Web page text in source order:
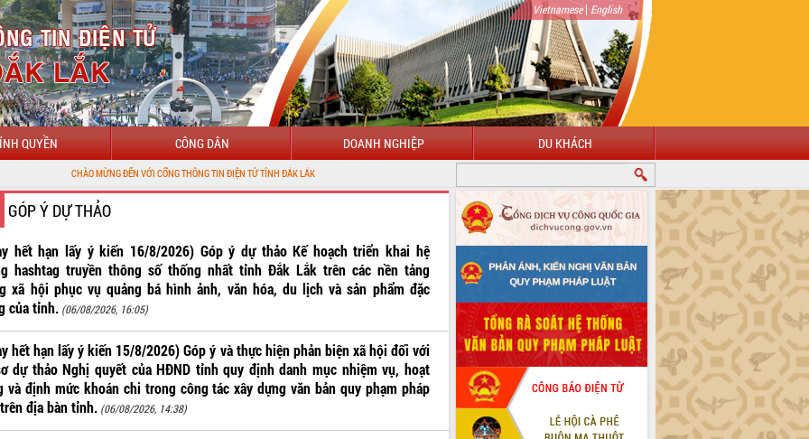
Vietnamese| English
QUYỀN CÔNG DÂN DOANH NGHIỆP DU KHÁCH
CHÀO MỪNG ĐẾN VỚI CỔNG THÔNG TIN ĐIỆN TỬ TỈNH ĐẮK LẮK
GÓP Ý DỰ THẢO
hết hạn lấy ý kiến 16/8/2026) Góp ý dự thảo Kế hoạch triển khai hệ
hashtag truyền thông số thống nhất tỉnh Đắk Lắk trên các nền tảng
xã hội phục vụ quảng bá hình ảnh, văn hóa, du lịch và sản phẩm đặc
của tỉnh. (06/08/2026, 16:05)
hết hạn lấy ý kiến 15/8/2026) Góp ý và thực hiện phản biện xã hội đối với
dự thảo Nghị quyết của HĐND tỉnh quy định danh mục nhiệm vụ, hoạt
và định mức khoán chi trong công tác xây dựng văn bản quy phạm pháp
địa bàn tỉnh. (06/08/2026, 14:38)